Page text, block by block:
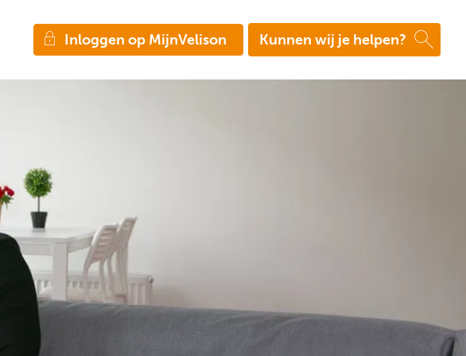
Inloggen op MijnVelison